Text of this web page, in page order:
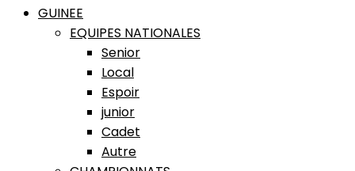
GUINEE
EQUIPES NATIONALES
Senior
Local
Espoir
junior
Cadet
Autre